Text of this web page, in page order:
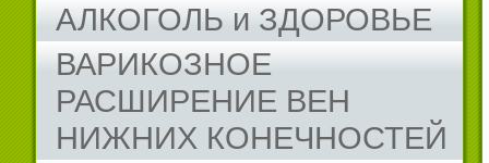
АЛКОГОЛЬ и ЗДОРОВЬЕ
ВАРИКОЗНОЕ
РАСШИРЕНИЕ ВЕН
НИЖНИХ КОНЕЧНОСТЕЙ